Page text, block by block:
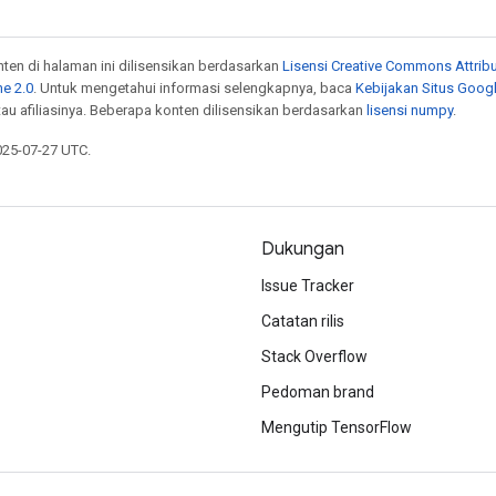
di halaman ini dilisensikan berdasarkan Lisensi Creative Commons
2.0 . Untuk mengetahui informasi selengkapnya, baca Kebijakan Situs
afiliasinya. Beberapa konten dilisensikan berdasarkan lisensi numpy.
07-27 UTC.
Dukungan
Issue Tracker
Catatan rilis
Stack Overflow
Pedoman brand
Mengutip TensorFlow